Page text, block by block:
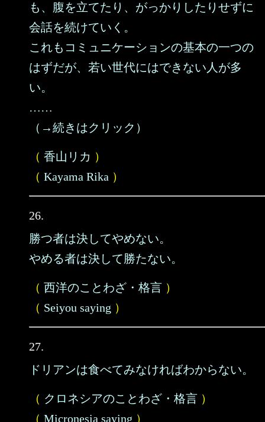
も、腹を立てたり、がっかりしたりせずに
会話を続けていく。
これもコミュニケーションの基本の一つの
はずだが、若い世代にはできない人が多
い。
……
（→続きはクリック）
（ 香山リカ ）
（ Kayama Rika ）
26.
勝つ者は決してやめない。
やめる者は決して勝たない。
（ 西洋のことわざ・格言 ）
（ Seiyou saying ）
27.
ドリアンは食べてみなければわからない。
（ クロネシアのことわざ・格言 ）
（ Micronesia saying ）